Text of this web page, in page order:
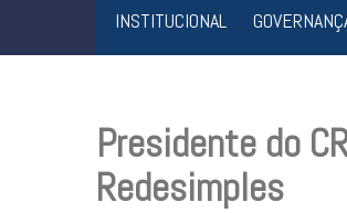
INSTITUCIONAL
Presidente do
Redesimples